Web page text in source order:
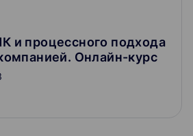
и процессного подхода
Онлайн-курс